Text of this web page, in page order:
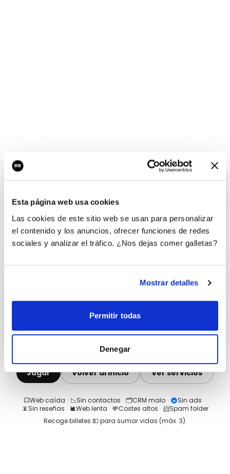
Esta página web usa cookies
Las cookies de este sitio web se usan para personalizar
el contenido y los anuncios, ofrecer funciones de redes
sociales y analizar el tráfico. ¿Nos dejas comer galletas?
Mostrar detalles
Permitir todas
Denegar
¡Ups, no hay nada por
aquí!
¿Quieres jugar al juego del empresario?
Jugar Volver al inicio Ver servicios
💥Web caída · 📉Sin contactos · 🗂️CRM malo · Sin ads ·
📵Sin reseñas · 🐌Web lenta · 💸Costes altos · 📨Spam folder
Recoge billetes 💵 para sumar vidas (máx. 3).